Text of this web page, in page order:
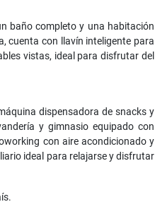
baño completo y una habitación
cuenta con llavín inteligente para
vistas, ideal para disfrutar del
dispensadora de snacks y
y gimnasio equipado con
con aire acondicionado y
ideal para relajarse y disfrutar